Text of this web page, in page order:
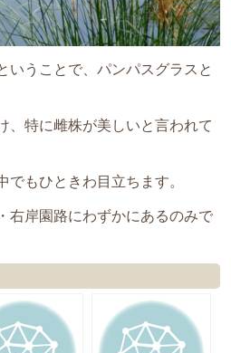
いうことで、パンパスグラスと
、特に雌株が美しいと言われて
でもひときわ目立ちます。
右岸園路にわずかにあるのみで